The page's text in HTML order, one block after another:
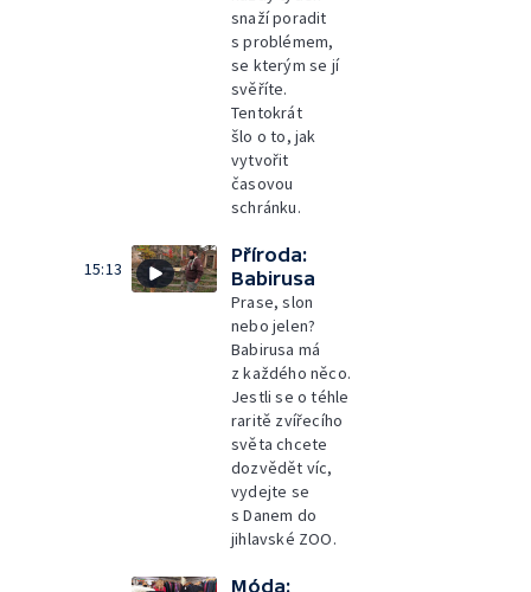
snaží poradit
s problémem,
se kterým se jí
svěříte.
Tentokrát
šlo o to, jak
vytvořit
časovou
schránku.
15:13
Příroda:
Babirusa
Prase, slon
nebo jelen?
Babirusa má
z každého něco.
Jestli se o téhle
raritě zvířecího
světa chcete
dozvědět víc,
vydejte se
s Danem do
jihlavské ZOO.
Móda: